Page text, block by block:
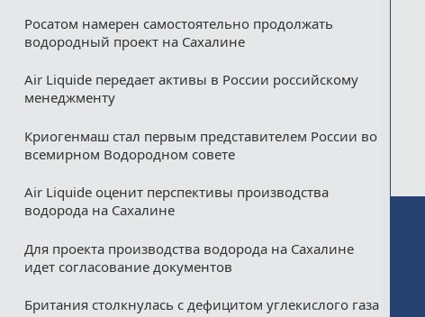
Росатом намерен самостоятельно продолжать
водородный проект на Сахалине
Air Liquide передает активы в России российскому
менеджменту
Криогенмаш стал первым представителем России во
всемирном Водородном совете
Air Liquide оценит перспективы производства
водорода на Сахалине
Для проекта производства водорода на Сахалине
идет согласование документов
Британия столкнулась с дефицитом углекислого газа